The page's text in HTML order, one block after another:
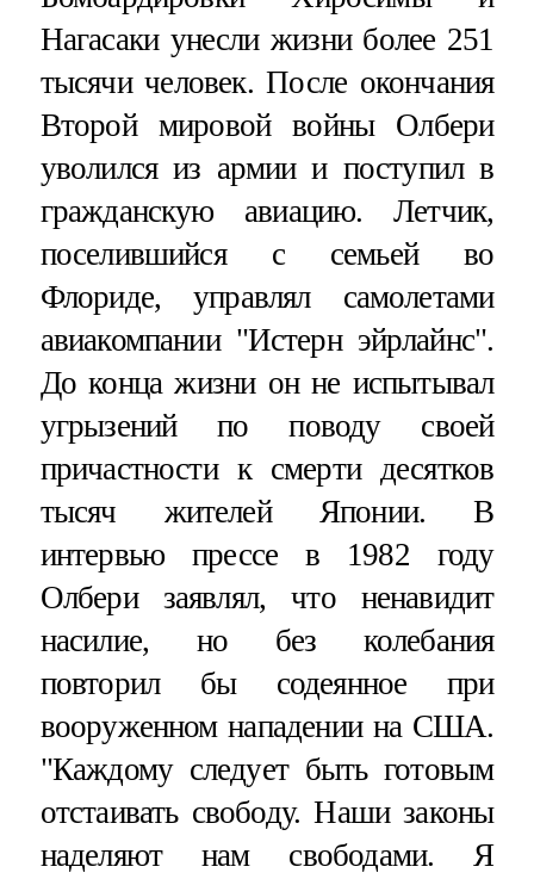
Нагасаки унесли жизни более 251
тысячи человек. После окончания
Второй мировой войны Олбери
уволился из армии и поступил в
гражданскую авиацию. Летчик,
поселившийся с семьей во
Флориде, управлял самолетами
авиакомпании "Истерн эйрлайнс".
До конца жизни он не испытывал
угрызений по поводу своей
причастности к смерти десятков
тысяч жителей Японии. В
интервью прессе в 1982 году
Олбери заявлял, что ненавидит
насилие, но без колебания
повторил бы содеянное при
вооруженном нападении на США.
"Каждому следует быть готовым
отстаивать свободу. Наши законы
наделяют нам свободами. Я